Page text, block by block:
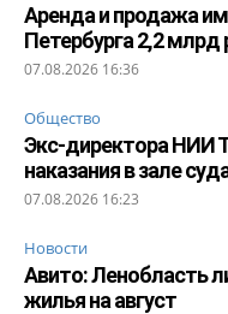
Аренда и продажа
Петербурга 2,2 млрд
07.08.2026 16:36
Общество
Экс-директора НИИ
наказания в зале
07.08.2026 16:23
Новости
Авито: Ленобласть
жилья на август